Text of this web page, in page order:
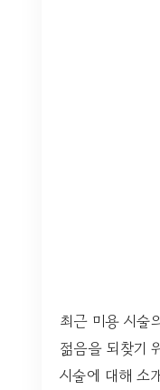
최근 미용 시술
젊음을 되찾기
시술에 대해 소